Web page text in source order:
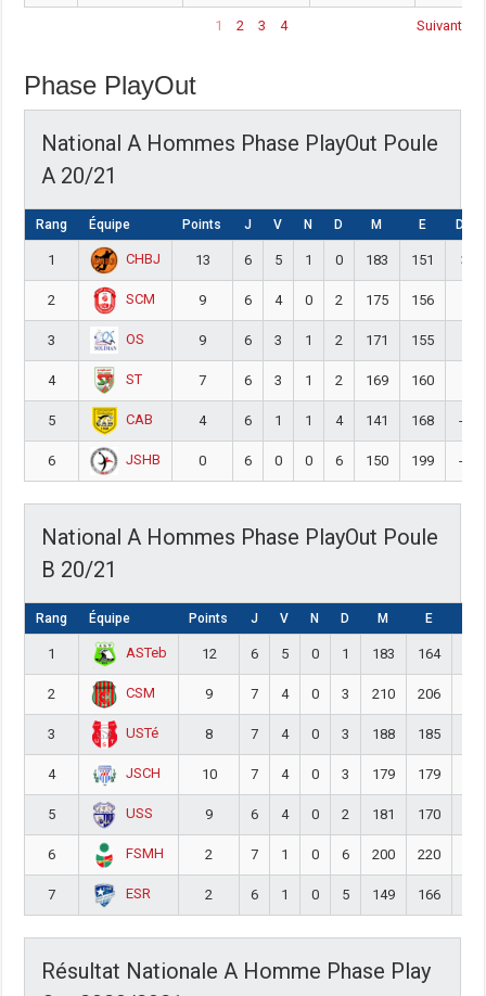
1 2 3 4 Suivant
Phase PlayOut
National A Hommes Phase PlayOut Poule
A 20/21
Rang Équipe Points J V N D M E DIFF
1 CHBJ 13 6 5 1 0 183 151 32
2 SCM 9 6 4 0 2 175 156
3 OS 9 6 3 1 2 171 155
4 ST 7 6 3 1 2 169 160
5 CAB 4 6 1 1 4 141 168 -27
6 JSHB 0 6 0 0 6 150 199 -49
National A Hommes Phase PlayOut Poule
B 20/21
Rang Équipe Points J V N D M E
1 ASTeb 12 6 5 0 1 183 164
2 CSM 9 7 4 0 3 210 206
3 USTé 8 7 4 0 3 188 185
4 JSCH 10 7 4 0 3 179 179
5 USS 9 6 4 0 2 181 170
6 FSMH 2 7 1 0 6 200 220
7 ESR 2 6 1 0 5 149 166
Résultat Nationale A Homme Phase Play